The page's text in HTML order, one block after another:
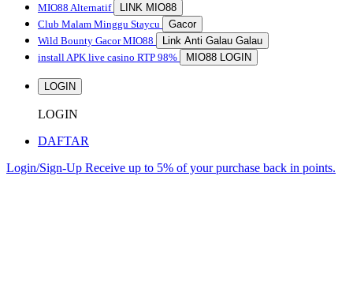
MIO88 Alternatif
LINK MIO88
Club Malam Minggu Staycu
Gacor
Wild Bounty Gacor MIO88
Link Anti Galau Galau
install APK live casino RTP 98%
MIO88 LOGIN
LOGIN
LOGIN
DAFTAR
Login/Sign-Up Receive up to 5% of your purchase back in points.